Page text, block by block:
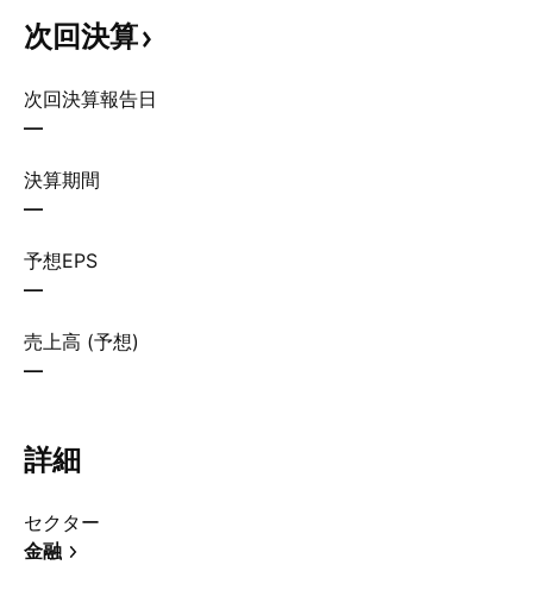
次回決算
次回決算報告日
—
決算期間
—
予想EPS
—
売上高 (予想)
—
詳細
セクター
金融